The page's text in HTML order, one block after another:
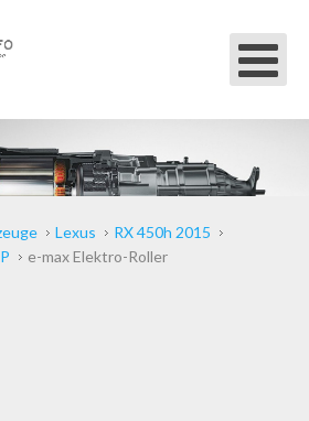
Lexus
RX 450h 2015
e-max Elektro-Roller